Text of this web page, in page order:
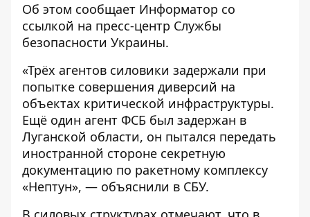
Об этом сообщает Информатор со
ссылкой на пресс-центр Службы
безопасности Украины.
«Трёх агентов силовики задержали при
попытке совершения диверсий на
объектах критической инфраструктуры.
Ещё один агент ФСБ был задержан в
Луганской области, он пытался передать
иностранной стороне секретную
документацию по ракетному комплексу
«Нептун», — объяснили в СБУ.